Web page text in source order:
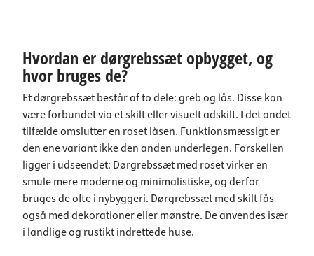
Hvordan er dørgrebssæt opbygget, og
hvor bruges de?
Et dørgrebssæt består af to dele: greb og lås. Disse kan
være forbundet via et skilt eller visuelt adskilt. I det andet
tilfælde omslutter en roset låsen. Funktionsmæssigt er
den ene variant ikke den anden underlegen. Forskellen
ligger i udseendet: Dørgrebssæt med roset virker en
smule mere moderne og minimalistiske, og derfor
bruges de ofte i nybyggeri. Dørgrebssæt med skilt fås
også med dekorationer eller mønstre. De anvendes især
i landlige og rustikt indrettede huse.